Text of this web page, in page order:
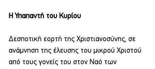
Η Υπαπαντή του Κυρίου
Δεσποτική εορτή της Χριστιανοσύνης, σε
ανάμνηση της έλευσης του μικρού Χριστού
από τους γονείς του στον Ναό των